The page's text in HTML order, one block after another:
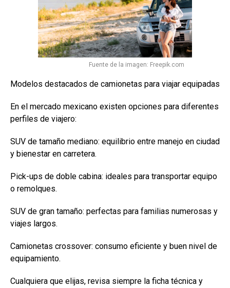
Fuente de la imagen: Freepik.com
Modelos destacados de camionetas para viajar equipadas
En el mercado mexicano existen opciones para diferentes
perfiles de viajero:
SUV de tamaño mediano: equilibrio entre manejo en ciudad
y bienestar en carretera.
Pick-ups de doble cabina: ideales para transportar equipo
o remolques.
SUV de gran tamaño: perfectas para familias numerosas y
viajes largos.
Camionetas crossover: consumo eficiente y buen nivel de
equipamiento.
Cualquiera que elijas, revisa siempre la ficha técnica y